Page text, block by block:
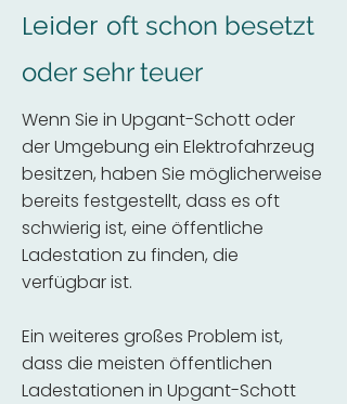
Leider oft schon besetzt
oder sehr teuer
Wenn Sie in Upgant-Schott oder
der Umgebung ein Elektrofahrzeug
besitzen, haben Sie möglicherweise
bereits festgestellt, dass es oft
schwierig ist, eine öffentliche
Ladestation zu finden, die
verfügbar ist.
Ein weiteres großes Problem ist,
dass die meisten öffentlichen
Ladestationen in Upgant-Schott